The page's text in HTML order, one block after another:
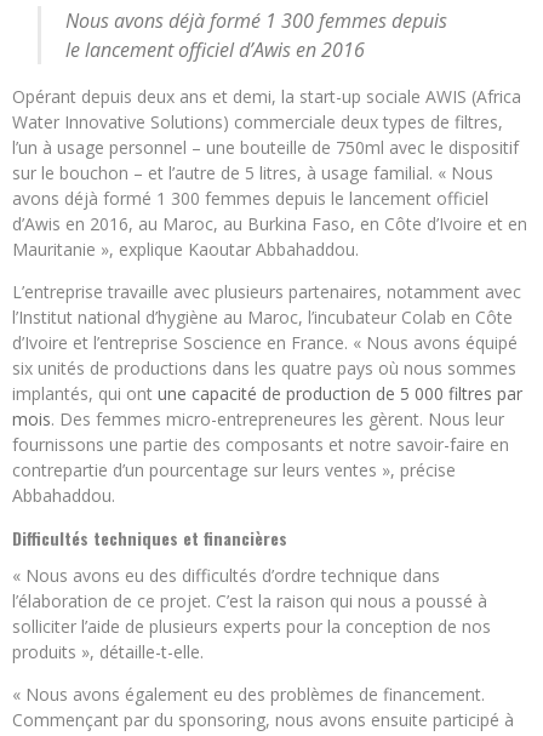
Nous avons déjà formé 1 300 femmes depuis
le lancement officiel d’Awis en 2016
Opérant depuis deux ans et demi, la start-up sociale AWIS (Africa
Water Innovative Solutions) commerciale deux types de filtres,
l’un à usage personnel – une bouteille de 750ml avec le dispositif
sur le bouchon – et l’autre de 5 litres, à usage familial. « Nous
avons déjà formé 1 300 femmes depuis le lancement officiel
d’Awis en 2016, au Maroc, au Burkina Faso, en Côte d’Ivoire et en
Mauritanie », explique Kaoutar Abbahaddou.
L’entreprise travaille avec plusieurs partenaires, notamment avec
l’Institut national d’hygiène au Maroc, l’incubateur Colab en Côte
d’Ivoire et l’entreprise Soscience en France. « Nous avons équipé
six unités de productions dans les quatre pays où nous sommes
implantés, qui ont une capacité de production de 5 000 filtres par
mois. Des femmes micro-entrepreneures les gèrent. Nous leur
fournissons une partie des composants et notre savoir-faire en
contrepartie d’un pourcentage sur leurs ventes », précise
Abbahaddou.
Difficultés techniques et financières
« Nous avons eu des difficultés d’ordre technique dans
l’élaboration de ce projet. C’est la raison qui nous a poussé à
solliciter l’aide de plusieurs experts pour la conception de nos
produits », détaille-t-elle.
« Nous avons également eu des problèmes de financement.
Commençant par du sponsoring, nous avons ensuite participé à